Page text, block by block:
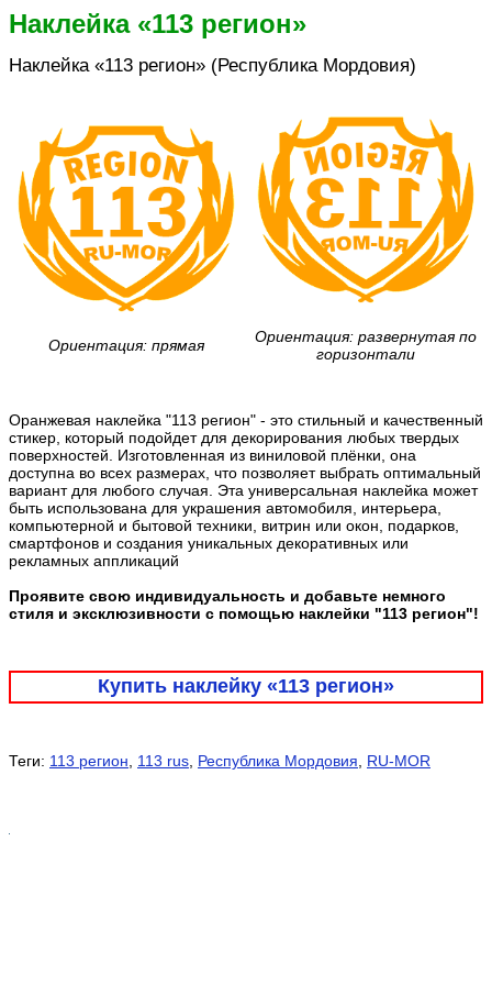
Наклейка «113 регион»
Наклейка «113 регион» (Республика Мордовия)
Ориентация: прямая
Ориентация: развернутая по
горизонтали
Оранжевая наклейка "113 регион" - это стильный и качественный
стикер, который подойдет для декорирования любых твердых
поверхностей. Изготовленная из виниловой плёнки, она
доступна во всех размерах, что позволяет выбрать оптимальный
вариант для любого случая. Эта универсальная наклейка может
быть использована для украшения автомобиля, интерьера,
компьютерной и бытовой техники, витрин или окон, подарков,
смартфонов и создания уникальных декоративных или
рекламных аппликаций
Проявите свою индивидуальность и добавьте немного
стиля и эксклюзивности с помощью наклейки "113 регион"!
Купить наклейку «113 регион»
Теги: 113 регион 113 rus Республика Мордовия RU-MOR